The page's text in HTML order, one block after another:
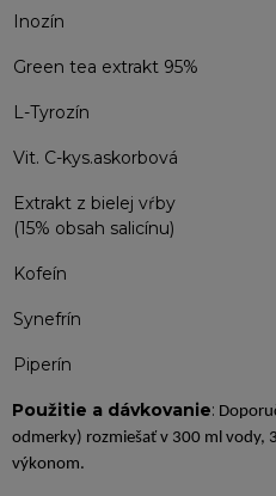
Inozín
Green tea extrakt 95%
L-Tyrozín
Vit. C-kys.askorbová
Extrakt z bielej vŕby
(15% obsah salicínu)
Kofeín
Synefrín
Piperín
Použitie a dávkovanie:
odmerky) rozmiešať v 300 ml vody,
výkonom.